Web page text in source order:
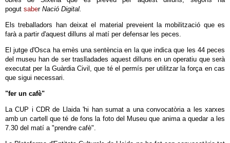
pogut saber Nació Digital.
Els treballadors han deixat el material preveient la mobilització que es
farà a partir d'aquest dilluns al matí per defensar les peces.
El jutge d'Osca ha emès una sentència en la que indica que les 44 peces
del museu han de ser traslladades aquest dilluns en un operatiu que serà
executat per la Guàrdia Civil, que té el permís per utilitzar la força en cas
que sigui necessari.
"fer un cafè"
La CUP i CDR de Llaida 'hi han sumat a una convocatòria a les xarxes
amb un cartell que té de fons la foto del Museu que anima a quedar a les
7.30 del matí a "prendre cafè".